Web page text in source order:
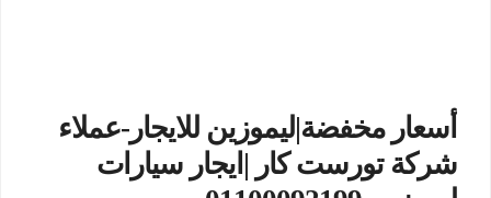
أسعار مخفضة|ليموزين للايجار-عملاء
شركة تورست كار |ايجار سيارات